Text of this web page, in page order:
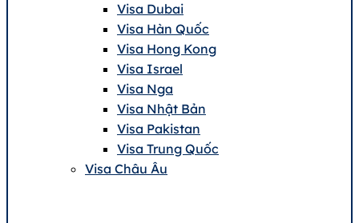
Visa Dubai
Visa Hàn Quốc
Visa Hong Kong
Visa Israel
Visa Nga
Visa Nhật Bản
Visa Pakistan
Visa Trung Quốc
Visa Châu Âu